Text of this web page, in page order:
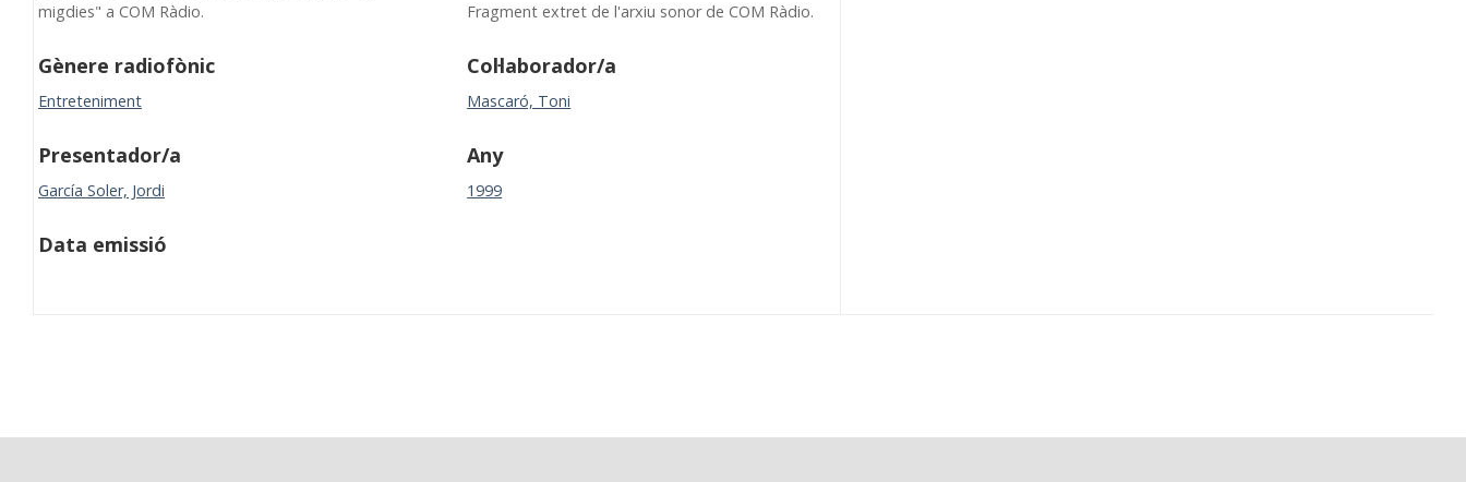
migdies" a COM Ràdio.
Gènere radiofònic
Entreteniment
Presentador/a
García Soler, Jordi
Data emissió
Fragment extret de l'arxiu sonor de COM Ràdio.
Col·laborador/a
Mascaró, Toni
Any
1999